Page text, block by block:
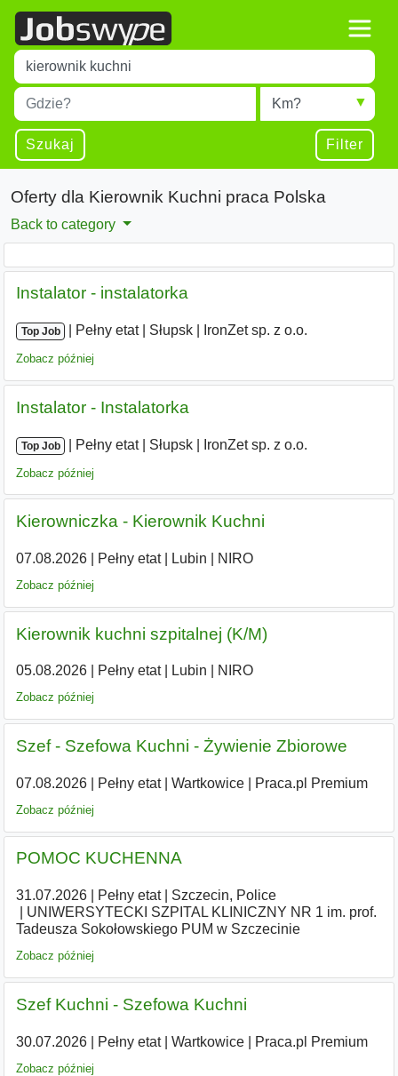
Title
Type 1 or more characters for results.
Miejscowość
Type 1 or more characters for results.
Radius
Szukaj Filter
Oferty dla Kierownik Kuchni praca Polska
Back to category
Instalator - instalatorka
Top Job Pełny etat| Słupsk IronZet sp. z o.o.
Zobacz później
Instalator - Instalatorka
Top Job Pełny etat| Słupsk IronZet sp. z o.o.
Zobacz później
Kierowniczka - Kierownik Kuchni
07.08.2026| Pełny etat| Lubin NIRO
Zobacz później
Kierownik kuchni szpitalnej (K/M)
05.08.2026| Pełny etat| Lubin NIRO
Zobacz później
Szef - Szefowa Kuchni - Żywienie Zbiorowe
07.08.2026| Pełny etat| Wartkowice| Praca.pl Premium
Zobacz później
POMOC KUCHENNA
31.07.2026| Pełny etat| Szczecin, Police|
UNIWERSYTECKI SZPITAL KLINICZNY NR 1 im. prof.
Tadeusza Sokołowskiego PUM w Szczecinie
Zobacz później
Szef Kuchni - Szefowa Kuchni
30.07.2026| Pełny etat| Wartkowice| Praca.pl Premium
Zobacz później